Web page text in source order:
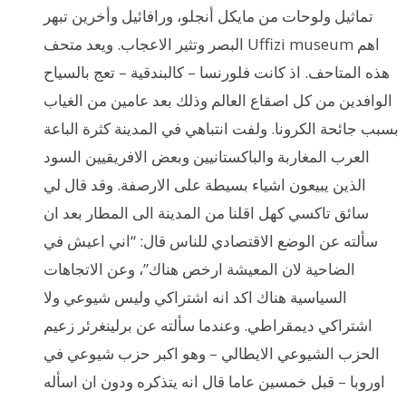
تماثيل ولوحات من مايكل أنجلو، ورافائيل وأخرين تبهر
البصر وتثير الاعجاب. ويعد متحف Uffizi museum اهم
هذه المتاحف. اذ كانت فلورنسا – كالبندقية – تعج بالسياح
الوافدين من كل اصقاع العالم وذلك بعد عامين من الغياب
بسبب جائحة الكرونا. ولفت انتباهي في المدينة كثرة الباعة
العرب المغاربة والباكستانيين وبعض الافريقيين السود
الذين يبيعون اشياء بسيطة على الارصفة. وقد قال لي
سائق تاكسي كهل اقلنا من المدينة الى المطار بعد ان
سألته عن الوضع الاقتصادي للناس قال: “اني اعيش في
الضاحية لان المعيشة ارخص هناك”، وعن الاتجاهات
السياسية هناك اكد انه اشتراكي وليس شيوعي ولا
اشتراكي ديمقراطي. وعندما سألته عن برلينغرئر زعيم
الحزب الشيوعي الايطالي – وهو اكبر حزب شيوعي في
اوروبا – قبل خمسين عاما قال انه يتذكره ودون ان اسأله